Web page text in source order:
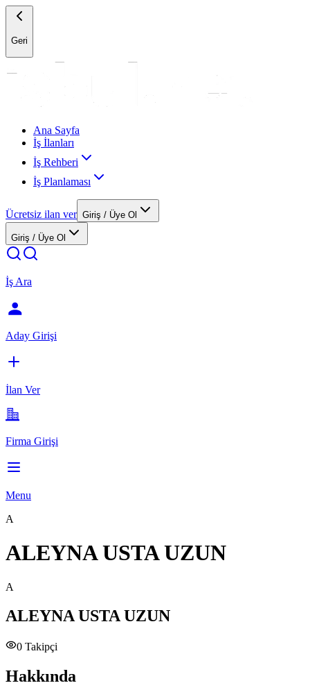
Geri
Ana Sayfa
İş İlanları
İş Rehberi
İş Planlaması
Ücretsiz ilan ver Giriş / Üye Ol
Giriş / Üye Ol
İş Ara
Aday Girişi
İlan Ver
Firma Girişi
Menu
A
ALEYNA USTA UZUN
A
ALEYNA USTA UZUN
0 Takipçi
Hakkında